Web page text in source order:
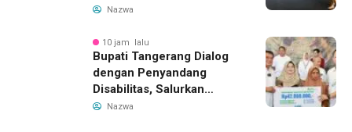
14 Agustus 2026, Garuda
Bandung-Denpasar
Nazwa
10 jam lalu
Bupati Tangerang Dialog
dengan Penyandang
Disabilitas, Salurkan
Bantuan dan Tampung
Nazwa